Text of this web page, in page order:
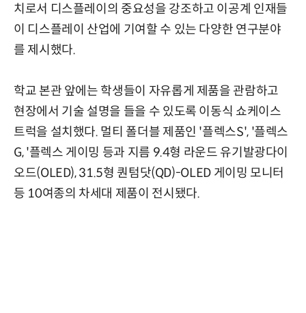
치로서 디스플레이의 중요성을 강조하고 이공계 인재들
이 디스플레이 산업에 기여할 수 있는 다양한 연구분야
를 제시했다.
학교 본관 앞에는 학생들이 자유롭게 제품을 관람하고
현장에서 기술 설명을 들을 수 있도록 이동식 쇼케이스
트럭을 설치했다. 멀티 폴더블 제품인 '플렉스S', '플렉스
G, '플렉스 게이밍 등과 지름 9.4형 라운드 유기발광다이
오드(OLED), 31.5형 퀀텀닷(QD)-OLED 게이밍 모니터
등 10여종의 차세대 제품이 전시됐다.